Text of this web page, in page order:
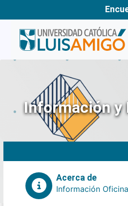
Información y
Acerca de
Información Oficina